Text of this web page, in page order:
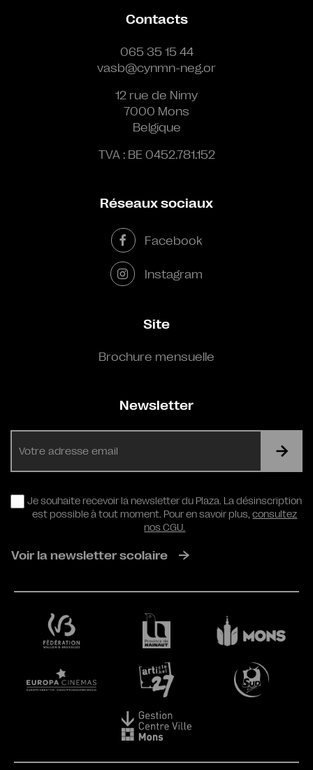
Contacts
065 35 15 44
vasb@cynmn-neg.or
12 rue de Nimy
7000 Mons
Belgique
TVA : BE 0452.781.152
Réseaux sociaux
Facebook
Instagram
Site
Brochure mensuelle
Newsletter
RGPD
Je souhaite recevoir la newsletter du Plaza. La désinscription
est possible à tout moment. Pour en savoir plus,consultez
nos CGU.
Voir la newsletter scolaire